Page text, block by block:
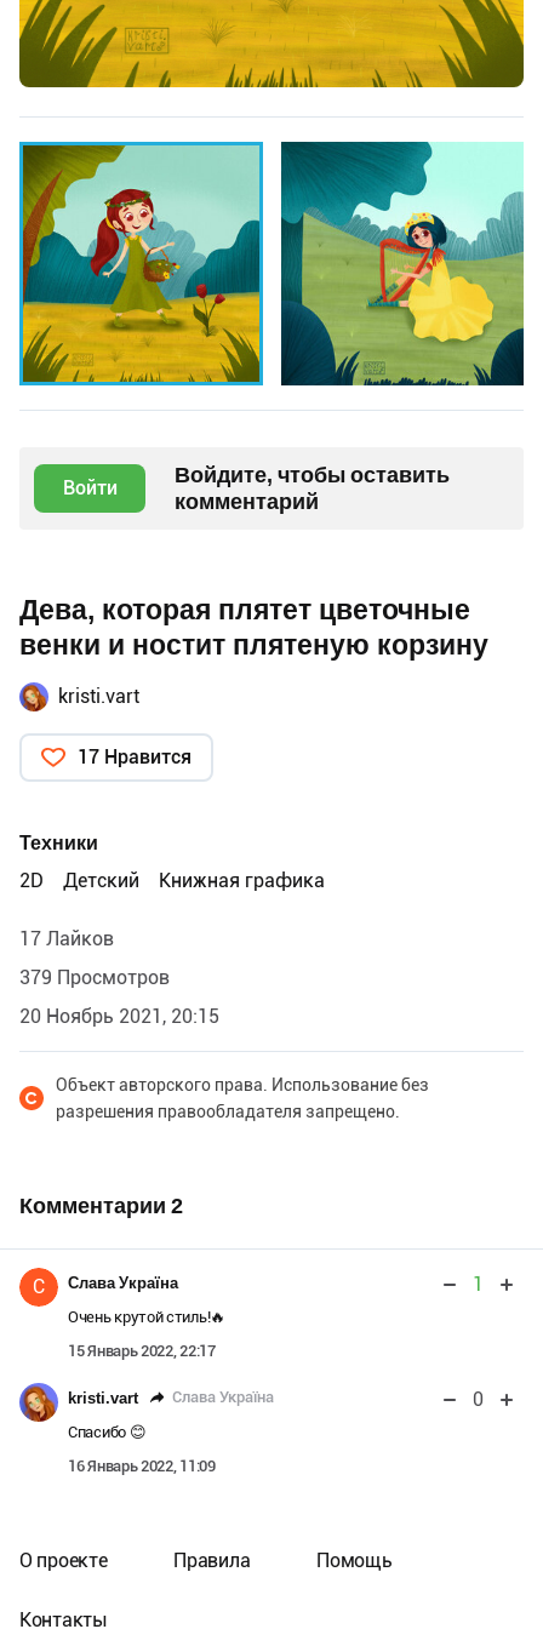
Войти
Войдите, чтобы оставить
комментарий
Дева, которая плятет цветочные
венки и ностит плятеную корзину
kristi.vart
17 Нравится
Техники
2D
Детский Книжная графика
17 Лайков
379 Просмотров
20 Ноябрь 2021, 20:15
Объект авторского права. Использование без
разрешения правообладателя запрещено.
Комментарии 2
С Слава Україна 1
Очень крутой стиль!🔥
15 Январь 2022, 22:17
kristi.vart Слава Україна 0
Спасибо 😊
16 Январь 2022, 11:09
О проекте Правила Помощь
Контакты